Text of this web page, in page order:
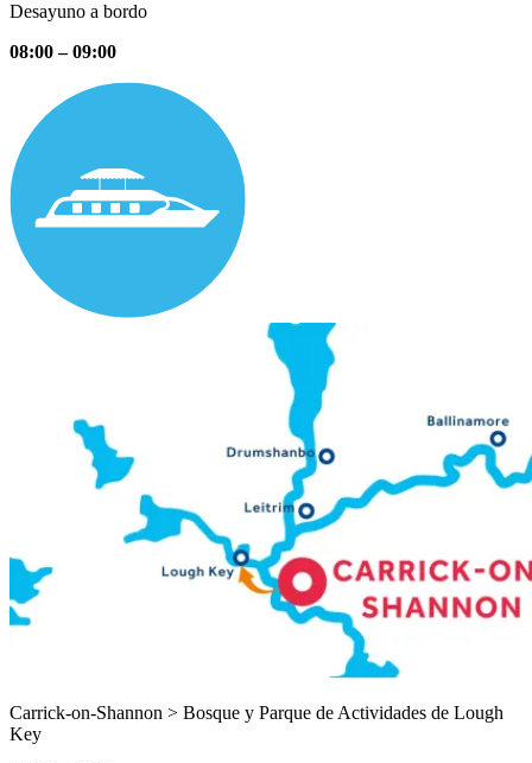
Desayuno a bordo
08:00 – 09:00
Carrick-on-Shannon > Bosque y Parque de Actividades de Lough
Key